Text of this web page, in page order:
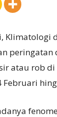
Klimatologi
atau rob